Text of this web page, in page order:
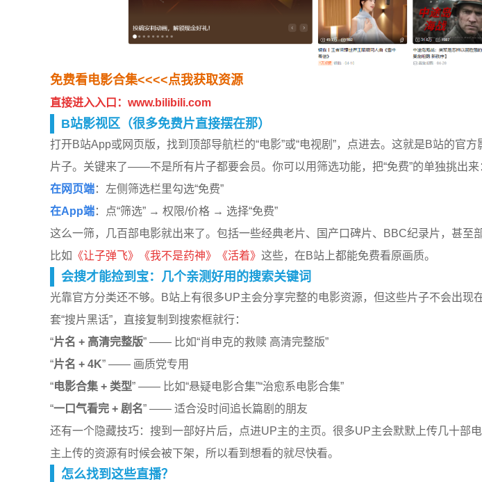
免费看电影合集<<<<点我获取资源
直接进入入口： www.bilibili.com
B站影视区（很多免费片直接摆在那）
打开B站App或网页版，找到顶部导航栏的“电影”或“电视剧”，点进去。这就是B站的官
片子。关键来了——不是所有片子都要会员。你可以用筛选功能，把“免费”的单独挑出来
在网页端：左侧筛选栏里勾选“免费”
在App端：点“筛选” → 权限/价格 → 选择“免费”
这么一筛，几百部电影就出来了。包括一些经典老片、国产口碑片、BBC纪录片，甚至
比如 《让子弹飞》《我不是药神》《活着》 这些，在B站上都能免费看原画质。
会搜才能捡到宝：几个亲测好用的搜索关键词
光靠官方分类还不够。B站上有很多UP主会分享完整的电影资源，但这些片子不会出现
套“搜片黑话”，直接复制到搜索框就行：
“片名 + 高清完整版” —— 比如“肖申克的救赎 高清完整版”
“片名 + 4K” —— 画质党专用
“电影合集 + 类型” —— 比如“悬疑电影合集”“治愈系电影合集”
“一口气看完 + 剧名” —— 适合没时间追长篇剧的朋友
还有一个隐藏技巧：搜到一部好片后，点进UP主的主页。很多UP主会默默上传几十部
主上传的资源有时候会被下架，所以看到想看的就尽快看。
怎么找到这些直播？